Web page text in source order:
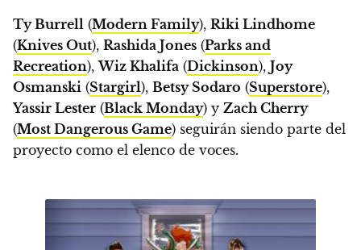
Ty Burrell (Modern Family), Riki Lindhome
(Knives Out), Rashida Jones (Parks and
Recreation),Wiz Khalifa (Dickinson), Joy
Osmanski (Stargirl), Betsy Sodaro (Superstore),
Yassir Lester (Black Monday) y Zach Cherry
(Most Dangerous Game) seguirán siendo parte del
proyecto como el elenco de voces.